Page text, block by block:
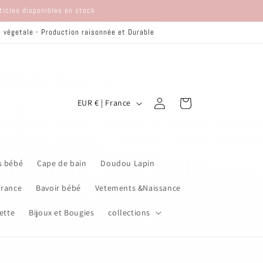
disponibles en stock
- Production raisonnée et Durable
bébé Cape de bain Doudou Lapin
Bavoir bébé Vetements &Naissance
Bijoux et Bougies collections
/
r
é
EUR € | France Connexion Panier